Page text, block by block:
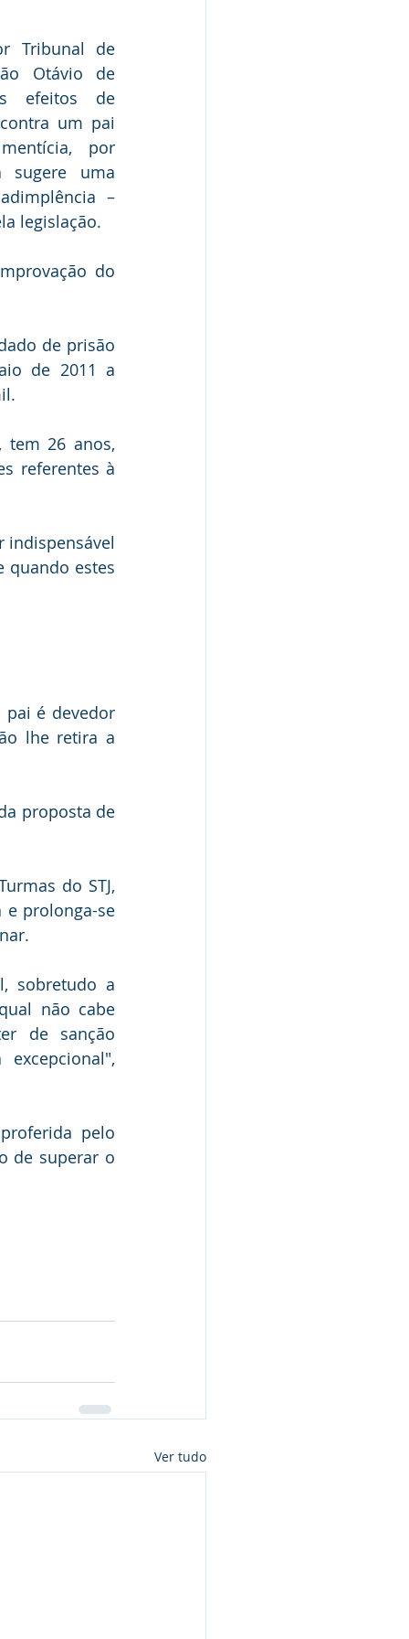
Tribunal de
Otávio de
efeitos de
um pai
por
sugere uma
–
legislação.
do
de prisão
de 2011 a
26 anos,
referentes à
quando estes
pai é devedor
lhe retira a
proposta de
do STJ,
prolonga-se
sobretudo a
não cabe
de sanção
pelo
de superar o
Ver tudo